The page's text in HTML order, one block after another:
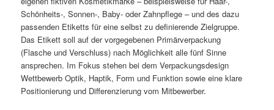
Schönheits-, Sonnen-, Baby- oder Zahnpflege – und des dazu
passenden Etiketts für eine selbst zu definierende Zielgruppe.
Das Etikett soll auf der vorgegebenen Primärverpackung
(Flasche und Verschluss) nach Möglichkeit alle fünf Sinne
ansprechen. Im Fokus stehen bei dem Verpackungsdesign
Wettbewerb Optik, Haptik, Form und Funktion sowie eine klare
Positionierung und Differenzierung vom Mitbewerber.